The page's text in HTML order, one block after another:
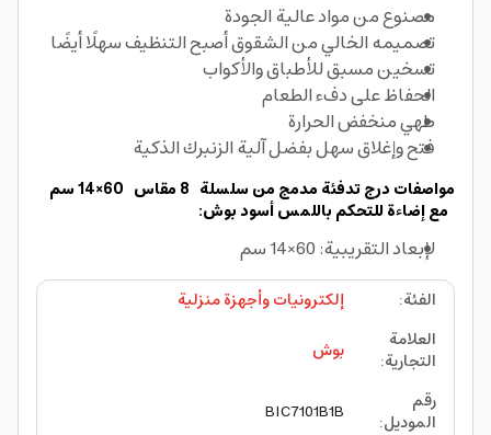
مصنوع من مواد عالية الجودة
تصميمه الخالي من الشقوق أصبح التنظيف سهلًا أيضًا
تسخين مسبق للأطباق والأكواب
الحفاظ على دفء الطعام
طهي منخفض الحرارة
فتح وإغلاق سهل بفضل آلية الزنبرك الذكية
مواصفات درج تدفئة مدمج من سلسلة 8 مقاس 60×14 سم
مع إضاءة للتحكم باللمس أسود بوش:
لإبعاد التقريبية: 60×14 سم
الفئة:
إلكترونيات وأجهزة منزلية
العلامة
التجارية:
بوش
رقم
الموديل:
BIC7101B1B